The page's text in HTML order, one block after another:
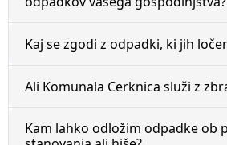
Kaj se zgodi z odpadki, ki jih
Ali Komunala Cerknica služi z
Kam lahko odložim odpadke ob